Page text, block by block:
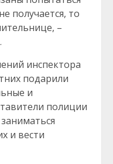
получается, то
–
инспектора
подарили
и
полиции
и вести